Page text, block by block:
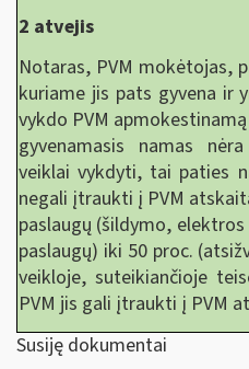
2 atvejis
Notaras, PVM mokėtojas,
kuriame jis pats gyvena ir
vykdo PVM
gyvenamasis namas
veiklai vykdyti, tai paties
negali įtraukti į PVM
paslaugų (šildymo,
paslaugų) iki 50 proc.
veikloje, suteikiančioje
PVM jis gali įtraukti į PVM
Susiję dokumentai